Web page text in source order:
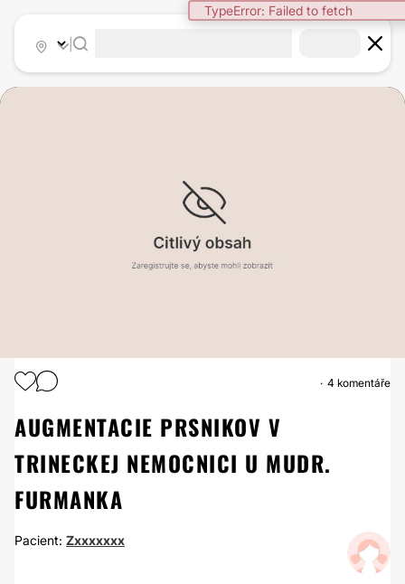
TypeError: Failed to fetch
ZVĚTŠENÍ PRSOU
4 komentáře
AUGMENTACIE PRSNIKOV V
TRINECKEJ NEMOCNICI U MUDR.
FURMANKA
Pacient: Zxxxxxxx